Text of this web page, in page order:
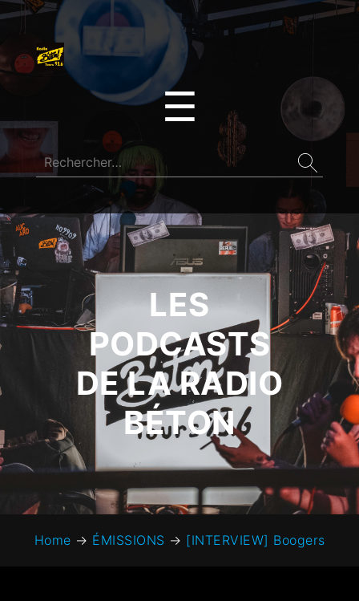
☰
LES
PODCASTS
DE LA RADIO
BÉTON
Home → ÉMISSIONS → [INTERVIEW] Boogers